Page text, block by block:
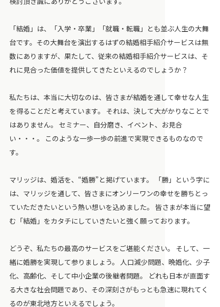
「結婚」は、「入学・卒業」「就職・転職」とも並ぶ人生の大舞
台です。その大舞台を演出するはずの結婚相手紹介サービスは無
数にありますが、果たして、従来の結婚相手紹介サービスは、そ
れに見合った価値を提供してきたといえるのでしょうか？
私たちは、本当に大切なのは、皆さまが結婚を通して幸せな人生
を得ることだと考えています。 それは、決して大がかりなことで
はありません。 セミナー、自分磨き、イベント、お見合
い・・・。 このような一歩一歩の前進で実現できるものなので
す。
マリッジは、婚活を、“婚勝”と掲げています。 「勝」という字に
は、マリッジを通して、皆さまにオンリーワンの幸せを勝ちとっ
ていただきたいという熱い想いを込めました。 皆さまが本当に望
む「結婚」をカタチにしていきたいと強く願っております。
どうぞ、私たちの最高のサービスをご堪能ください。 そして、一
緒に婚勝を実現して参りましょう。 人口減少問題、晩婚化、少子
化、高齢化、そして中小企業の後継者問題。 どれも日本が直面す
る大きな社会問題であり、その深刻さがもっとも急速に現れてく
るのが東北地方といえるでしょう。